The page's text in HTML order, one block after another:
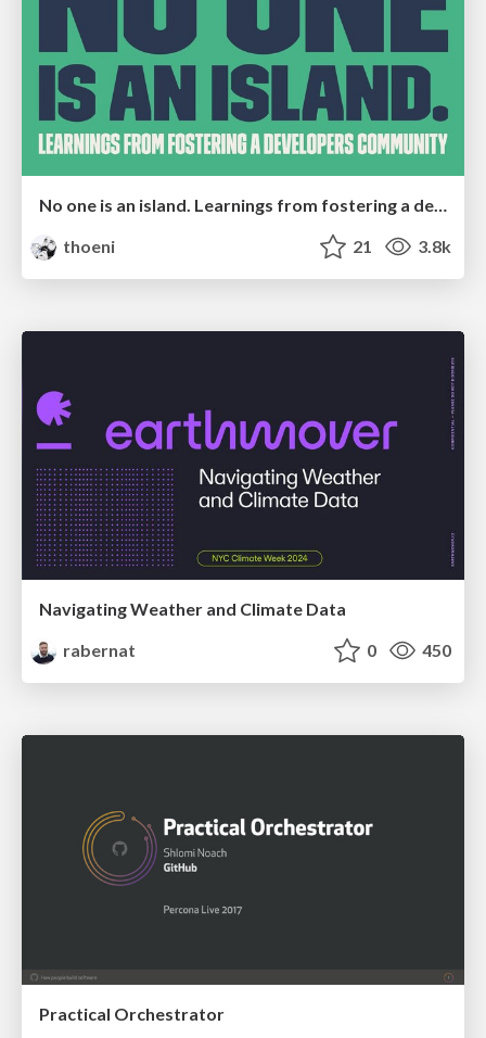
No one is an island. Learnings from fostering a developers community.
thoeni
21 3.8k
Navigating Weather and Climate Data
rabernat
0 450
Practical Orchestrator